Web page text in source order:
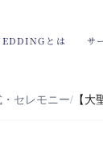
とは サ
・セレモニー 【